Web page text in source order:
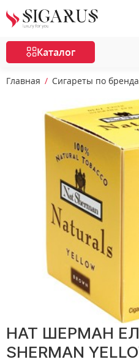
Каталог
Главная Сигареты по
НАТ ШЕРМАН
SHERMAN